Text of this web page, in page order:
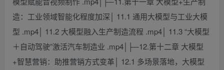
造：工业领域智能化程度加深│ 11.1 通用大模型与工业大模
型 .mp4│ 11.2 大模型融入生产制造流程 .mp4│ 11.3 “大模型
＋自动驾驶”激活汽车制造业 .mp4│├─12.第十二章 大模型
+智慧营销：助推营销方式变革│ 12.1 多场景落地，大模型